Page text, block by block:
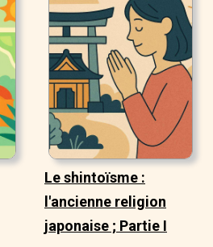
Le shintoïsme :
l'ancienne religion
japonaise ; Partie I